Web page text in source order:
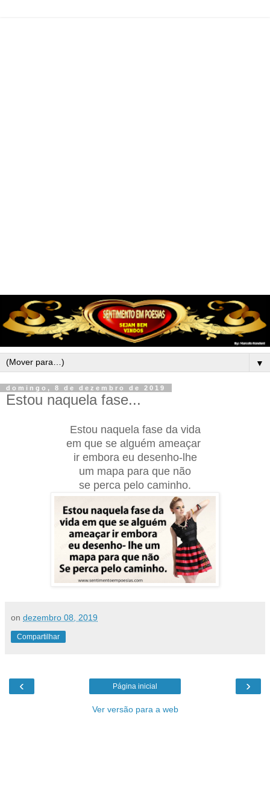
▼
domingo, 8 de dezembro de 2019
Estou naquela fase...
Estou naquela fase da vida
em que se alguém ameaçar
ir embora eu desenho-lhe
um mapa para que não
se perca pelo caminho.
on dezembro 08, 2019
Compartilhar
‹ ›
Página inicial
Ver versão para a web